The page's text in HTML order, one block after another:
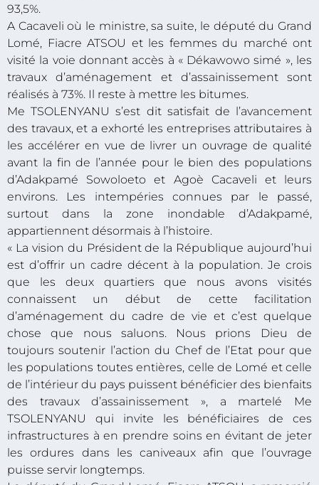
93,5%.
A Cacaveli où le ministre, sa suite, le député du Grand
Lomé, Fiacre ATSOU et les femmes du marché ont
visité la voie donnant accès à « Dékawowo simé », les
travaux d’aménagement et d’assainissement sont
réalisés à 73%. Il reste à mettre les bitumes.
Me TSOLENYANU s’est dit satisfait de l’avancement
des travaux, et a exhorté les entreprises attributaires à
les accélérer en vue de livrer un ouvrage de qualité
avant la fin de l’année pour le bien des populations
d’Adakpamé Sowoloeto et Agoè Cacaveli et leurs
environs. Les intempéries connues par le passé,
surtout dans la zone inondable d’Adakpamé,
appartiennent désormais à l’histoire.
« La vision du Président de la République aujourd’hui
est d’offrir un cadre décent à la population. Je crois
que les deux quartiers que nous avons visités
connaissent un début de cette facilitation
d’aménagement du cadre de vie et c’est quelque
chose que nous saluons. Nous prions Dieu de
toujours soutenir l’action du Chef de l’Etat pour que
les populations toutes entières, celle de Lomé et celle
de l’intérieur du pays puissent bénéficier des bienfaits
des travaux d’assainissement », a martelé Me
TSOLENYANU qui invite les bénéficiaires de ces
infrastructures à en prendre soins en évitant de jeter
les ordures dans les caniveaux afin que l’ouvrage
puisse servir longtemps.